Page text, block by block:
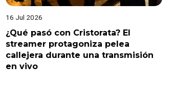
16 Jul 2026
¿Qué pasó con Cristorata? El
streamer protagoniza pelea
callejera durante una transmisión
en vivo